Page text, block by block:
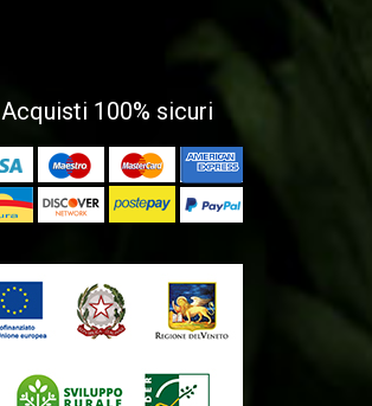
Acquisti 100% sicuri